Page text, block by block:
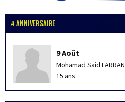
ANNIVERSAIRE
9 Août
Mohamad Said FARRAN
15 ans